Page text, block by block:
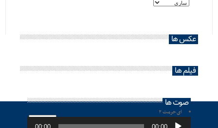
عکس ها
فیلم ها
صوت ها
ای حرمت ۲
پخش‌کننده
صوت